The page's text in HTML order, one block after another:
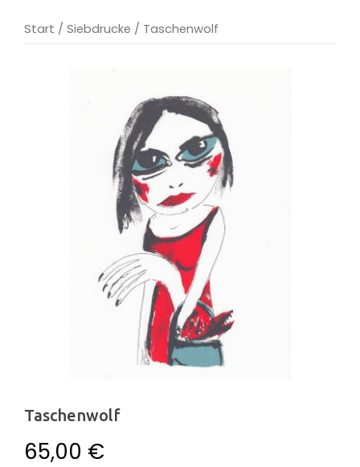
Start / Siebdrucke / Taschenwolf
Taschenwolf
65,00 €